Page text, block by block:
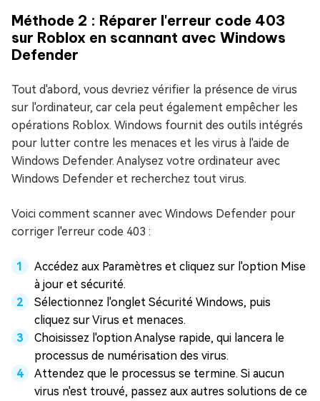
Méthode 2 : Réparer l'erreur code 403
sur Roblox en scannant avec Windows
Defender
Tout d'abord, vous devriez vérifier la présence de virus
sur l'ordinateur, car cela peut également empêcher les
opérations Roblox. Windows fournit des outils intégrés
pour lutter contre les menaces et les virus à l'aide de
Windows Defender. Analysez votre ordinateur avec
Windows Defender et recherchez tout virus.
Voici comment scanner avec Windows Defender pour
corriger l'erreur code 403 :
Accédez aux Paramètres et cliquez sur l'option Mise
à jour et sécurité.
Sélectionnez l'onglet Sécurité Windows, puis
cliquez sur Virus et menaces.
Choisissez l'option Analyse rapide, qui lancera le
processus de numérisation des virus.
Attendez que le processus se termine. Si aucun
virus n'est trouvé, passez aux autres solutions de ce